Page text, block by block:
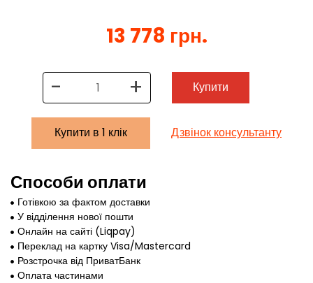
13 778 грн.
- + Купити
Купити в 1 клік Дзвінок консультанту
Способи оплати
Готівкою за фактом доставки
У відділення нової пошти
Онлайн на сайті (Liqpay)
Переклад на картку Visa/Mastercard
Розстрочка від ПриватБанк
Оплата частинами